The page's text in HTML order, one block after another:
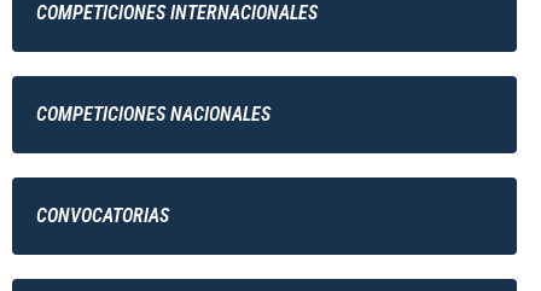
COMPETICIONES INTERNACIONALES
COMPETICIONES NACIONALES
CONVOCATORIAS